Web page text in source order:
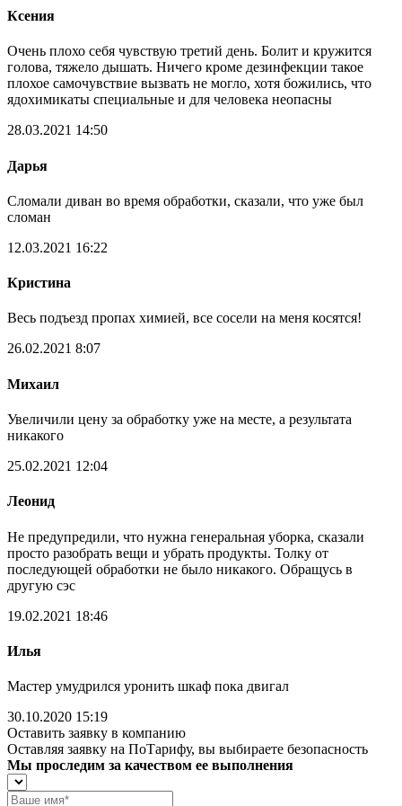
Ксения
Очень плохо себя чувствую третий день. Болит и кружится
голова, тяжело дышать. Ничего кроме дезинфекции такое
плохое самочувствие вызвать не могло, хотя божились, что
ядохимикаты специальные и для человека неопасны
28.03.2021 14:50
Дарья
Сломали диван во время обработки, сказали, что уже был
сломан
12.03.2021 16:22
Кристина
Весь подъезд пропах химией, все сосели на меня косятся!
26.02.2021 8:07
Михаил
Увеличили цену за обработку уже на месте, а результата
никакого
25.02.2021 12:04
Леонид
Не предупредили, что нужна генеральная уборка, сказали
просто разобрать вещи и убрать продукты. Толку от
последующей обработки не было никакого. Обращусь в
другую сэс
19.02.2021 18:46
Илья
Мастер умудрился уронить шкаф пока двигал
30.10.2020 15:19
Оставить заявку в компанию
Оставляя заявку на ПоТарифу, вы выбираете безопасность
Мы проследим за качеством ее выполнения